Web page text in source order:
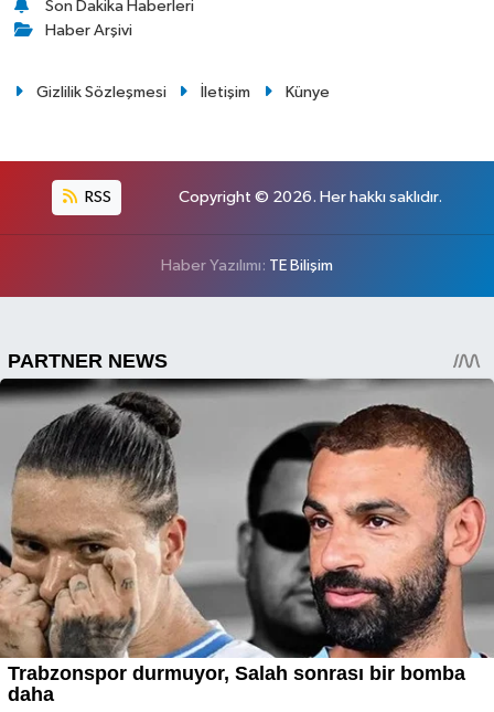
Son Dakika Haberleri
Haber Arşivi
Gizlilik Sözleşmesi İletişim Künye
RSS Copyright © 2026. Her hakkı saklıdır.
Haber Yazılımı: TE Bilişim